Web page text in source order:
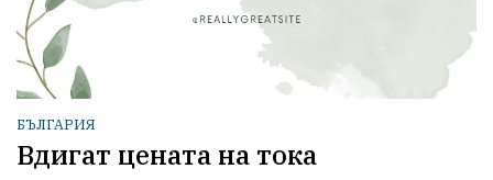
БЪЛГАРИЯ
Вдигат цената на тока